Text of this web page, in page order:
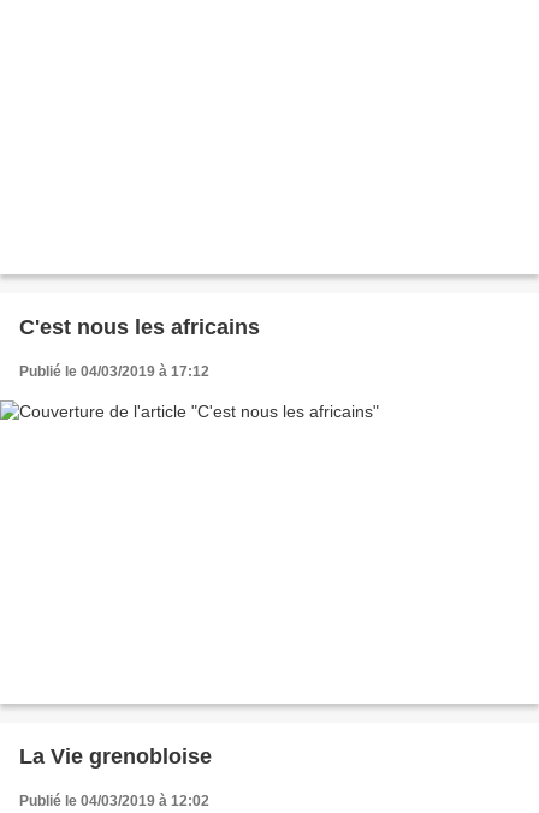
C'est nous les africains
Publié le 04/03/2019 à 17:12
La Vie grenobloise
Publié le 04/03/2019 à 12:02